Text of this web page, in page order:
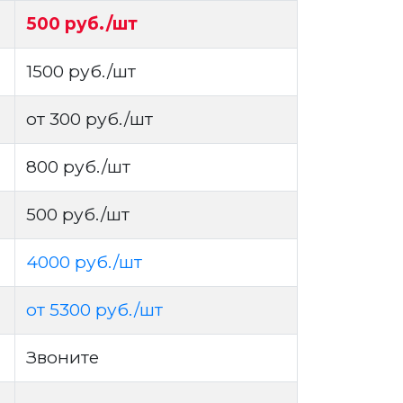
500 руб./шт
1500 руб./шт
от 300 руб./шт
800 руб./шт
500 руб./шт
4000 руб./шт
от 5300 руб./шт
Звоните